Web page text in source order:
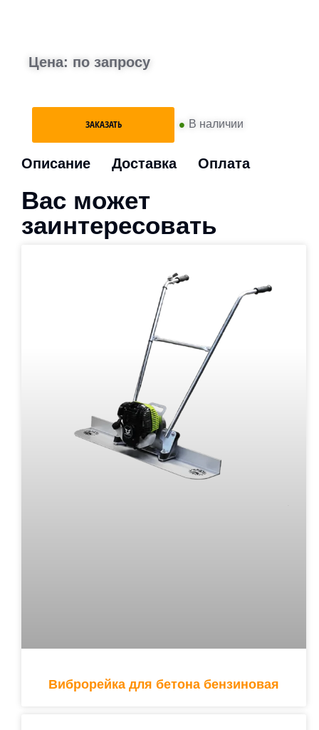
Цена: по запросу
ЗАКАЗАТЬ • В наличии
Описание Доставка Оплата
Вас может
заинтересовать
Виброрейка для бетона бензиновая